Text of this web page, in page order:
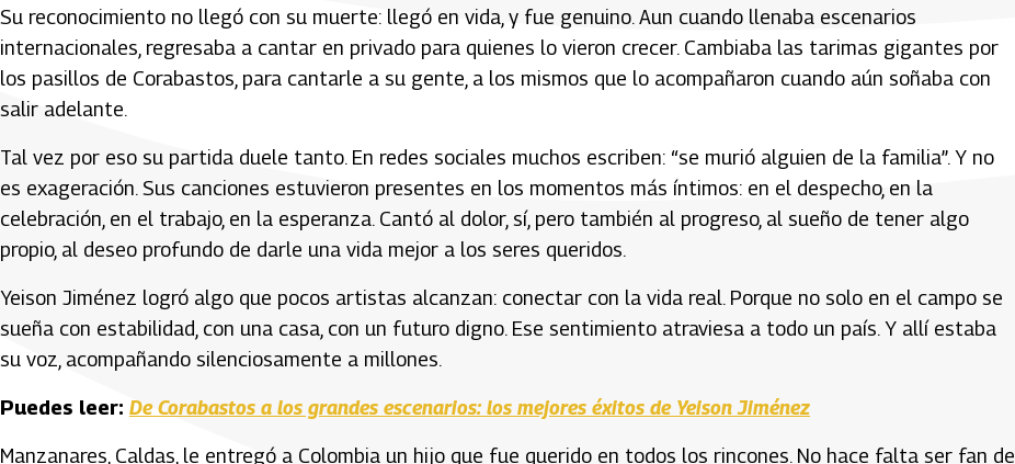
Su reconocimiento no llegó con su muerte: llegó en vida, y fue genuino. Aun cuando llenaba escenarios
internacionales, regresaba a cantar en privado para quienes lo vieron crecer. Cambiaba las tarimas gigantes por
los pasillos de Corabastos, para cantarle a su gente, a los mismos que lo acompañaron cuando aún soñaba con
salir adelante.
Tal vez por eso su partida duele tanto. En redes sociales muchos escriben: “se murió alguien de la familia”. Y no
es exageración. Sus canciones estuvieron presentes en los momentos más íntimos: en el despecho, en la
celebración, en el trabajo, en la esperanza. Cantó al dolor, sí, pero también al progreso, al sueño de tener algo
propio, al deseo profundo de darle una vida mejor a los seres queridos.
Yeison Jiménez logró algo que pocos artistas alcanzan: conectar con la vida real. Porque no solo en el campo se
sueña con estabilidad, con una casa, con un futuro digno. Ese sentimiento atraviesa a todo un país. Y allí estaba
su voz, acompañando silenciosamente a millones.
Puedes leer: De Corabastos a los grandes escenarios: los mejores éxitos de Yeison Jiménez
Manzanares, Caldas, le entregó a Colombia un hijo que fue querido en todos los rincones. No hace falta ser fan de